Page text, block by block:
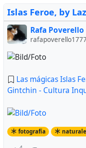
Islas Feroe, by
Rafa Poverello
Las mágicas Islas
Gintchin - Cultura
fotografía